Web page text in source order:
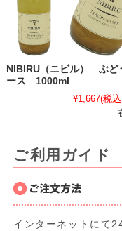
NIBIRU（ニビル） ぶど
ース 1000ml
¥1,667(税
ご利用ガイド
インターネットにて